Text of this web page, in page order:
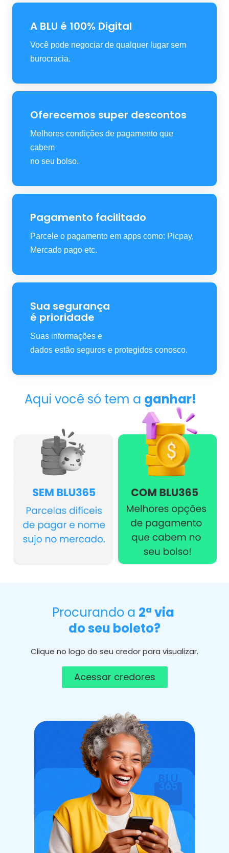
A BLU é 100% Digital
Você pode negociar de qualquer lugar sem
burocracia.
Oferecemos super descontos
Melhores condições de pagamento que
cabem
no seu bolso.
Pagamento facilitado
Parcele o pagamento em apps como: Picpay,
Mercado pago etc.
Sua segurança
é prioridade
Suas informações e
dados estão seguros e protegidos conosco.
Aqui você só tem a ganhar!
Procurando a 2ª via
do seu boleto?
Clique no logo do seu credor para visualizar.
Acessar credores